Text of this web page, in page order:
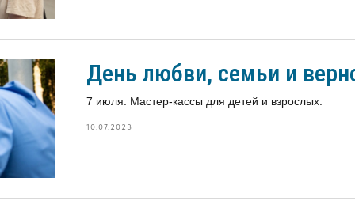
День любви, семьи и
7 июля. Мастер-кассы для детей и взрослых.
10.07.2023